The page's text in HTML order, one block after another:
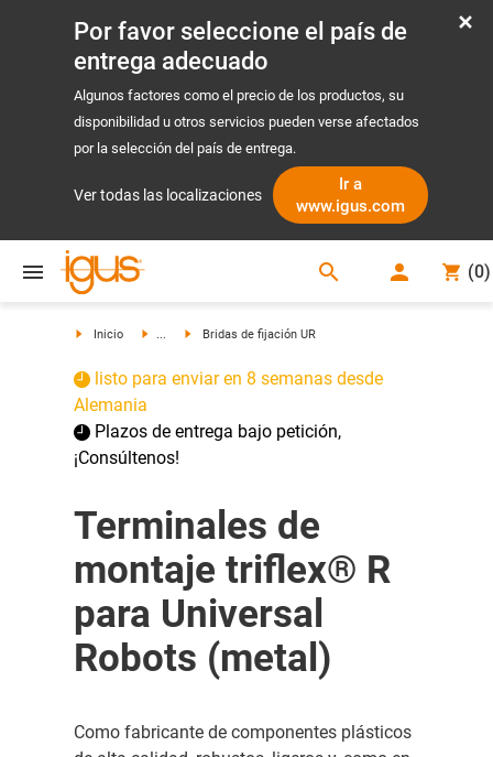
Por favor seleccione el país de
entrega adecuado
Algunos factores como el precio de los productos, su
disponibilidad u otros servicios pueden verse afectados
por la selección del país de entrega.
Ver todas las localizaciones
Ir a
www.igus.com
search (0)
Inicio ... Bridas de fijación UR
listo para enviar en 8 semanas desde
Alemania
Plazos de entrega bajo petición,
¡Consúltenos!
Terminales de
montaje triflex® R
para Universal
Robots (metal)
Como fabricante de componentes plásticos